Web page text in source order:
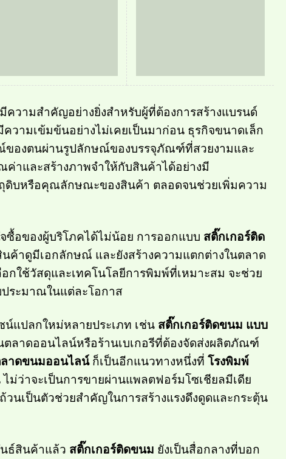
ความสำคัญอย่างยิ่งสำหรับผู้ที่ต้องการสร้างแบรนด์
วามเข้มข้นอย่างไม่เคยเป็นมาก่อน ธุรกิจขนาดเล็ก
ของตนผ่านรูปลักษณ์ของบรรจุภัณฑ์ที่สวยงามและ
ค่าและสร้างภาพจำให้กับสินค้าได้อย่างมี
ดิบหรือคุณลักษณะของสินค้า ตลอดจนช่วยเพิ่มความ
อของผู้บริโภคได้ไม่น้อย การออกแบบ สติ๊กเกอร์ติด
ค้าดูมีเอกลักษณ์ และยังสร้างความแตกต่างในตลาด
ใช้วัสดุและเทคโนโลยีการพิมพ์ที่เหมาะสม จะช่วย
ระมาณในแต่ละโอกาส
แปลกใหม่หลายประเภท เช่น สติ๊กเกอร์ติดขนม แบบ
ลาดออนไลน์หรือร้านเบเกอรีที่ต้องจัดส่งผลิตภัณฑ์
าดขนมออนไลน์ก็เป็นอีกแนวทางหนึ่งที่ โรงพิมพ์
ม่ว่าจะเป็นการขายผ่านแพลตฟอร์มโซเชียลมีเดีย
นเป็นตัวช่วยสำคัญในการสร้างแรงดึงดูดและกระตุ้น
ธ์สินค้าแล้ว สติ๊กเกอร์ติดขนม ยังเป็นสื่อกลางที่บอก